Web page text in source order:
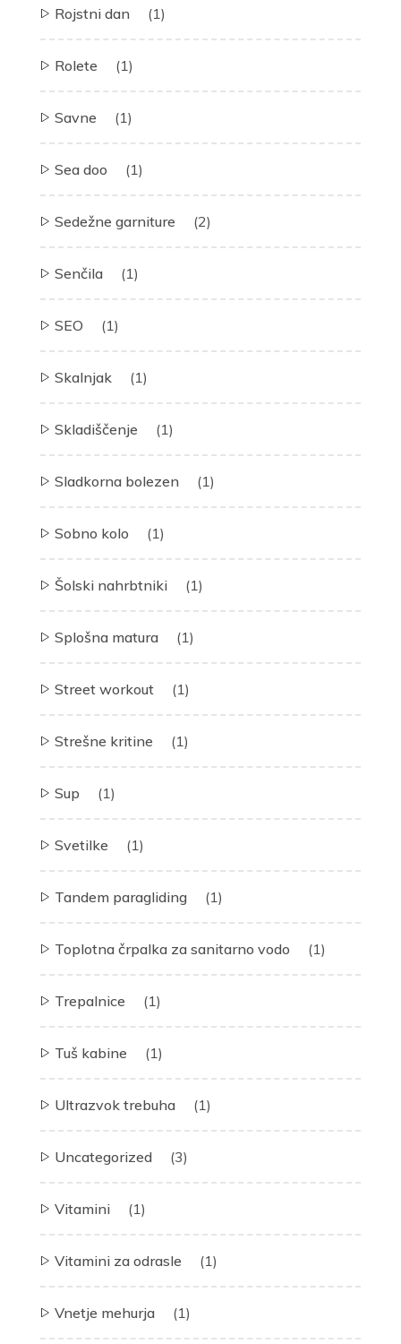
Rojstni dan (1)
Rolete (1)
Savne (1)
Sea doo (1)
Sedežne garniture (2)
Senčila (1)
SEO (1)
Skalnjak (1)
Skladiščenje (1)
Sladkorna bolezen (1)
Sobno kolo (1)
Šolski nahrbtniki (1)
Splošna matura (1)
Street workout (1)
Strešne kritine (1)
Sup (1)
Svetilke (1)
Tandem paragliding (1)
Toplotna črpalka za sanitarno vodo (1)
Trepalnice (1)
Tuš kabine (1)
Ultrazvok trebuha (1)
Uncategorized (3)
Vitamini (1)
Vitamini za odrasle (1)
Vnetje mehurja (1)